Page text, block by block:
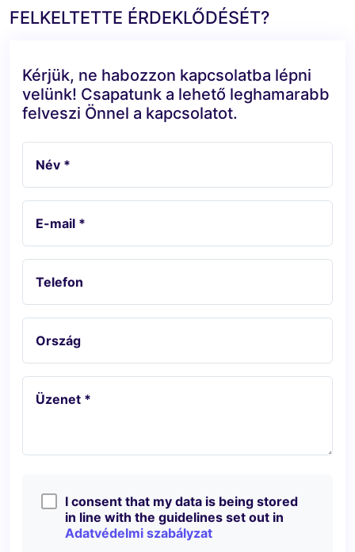
FELKELTETTE ÉRDEKLŐDÉSÉT?
Kérjük, ne habozzon kapcsolatba lépni
velünk! Csapatunk a lehető leghamarabb
felveszi Önnel a kapcsolatot.
Név *
E-mail *
Telefon
Ország
Üzenet *
I consent that my data is being stored
in line with the guidelines set out in
Adatvédelmi szabályzat